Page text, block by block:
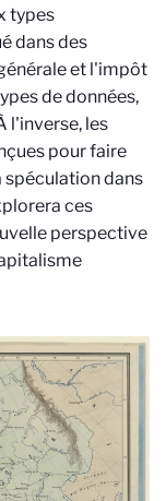
types
dans des
et l'impôt
de données,
l'inverse, les
pour faire
spéculation dans
ces
perspective